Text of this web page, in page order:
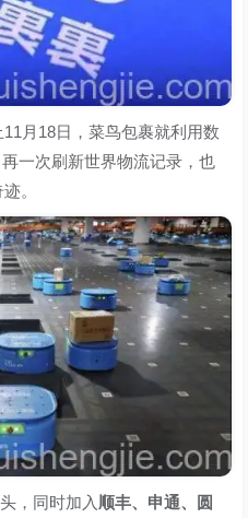
月18日，菜鸟包裹就利用数
再一次刷新世界物流记录，也
。
，同时加入 顺丰、申通、圆